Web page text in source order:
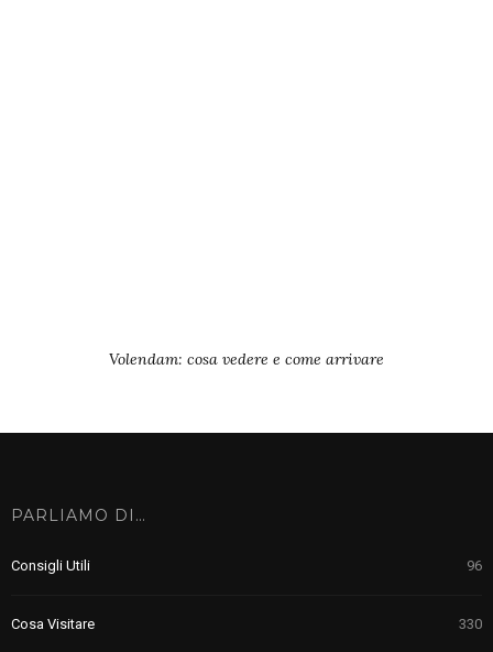
Volendam: cosa vedere e come arrivare
PARLIAMO DI…
Consigli Utili 96
Cosa Visitare 330